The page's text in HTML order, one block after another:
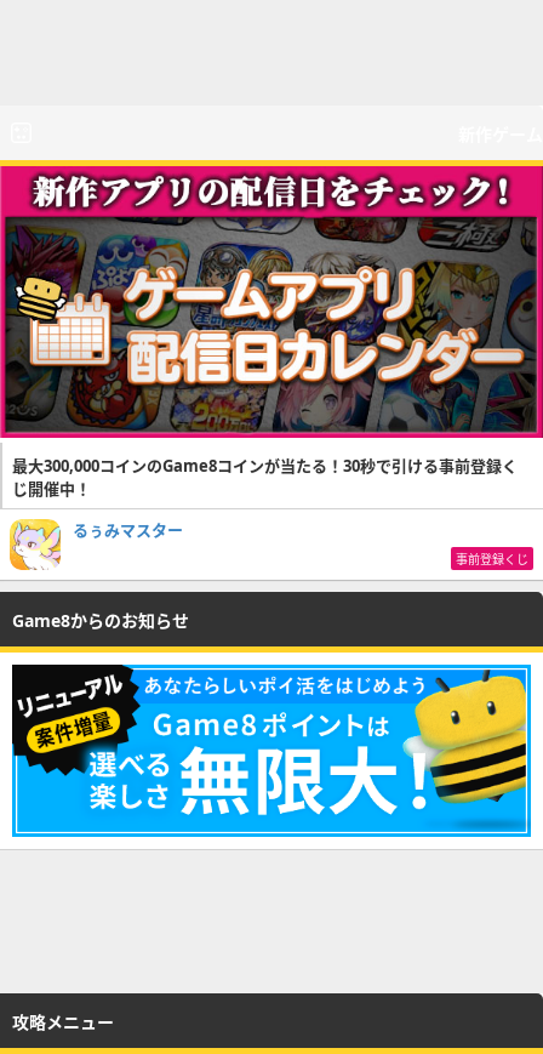
最大300,000コインのGame8コインが当たる！30秒で引ける事前登録く
じ開催中！
るぅみマスター
事前登録くじ
Game8からのお知らせ
攻略メニュー